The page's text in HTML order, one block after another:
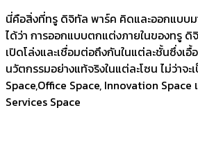
นี่คือสิ่งที่ทรู ดิจิทัล พาร์ค คิดและออกแบบ
ได้ว่า การออกแบบตกแต่งภายในของทรู
เปิดโล่งและเชื่อมต่อถึงกันในแต่ละชั้นซึ่งเอื้
นวัตกรรมอย่างแท้จริงในแต่ละโซน ไม่ว่าจ
Space,Office Space, Innovation Space
Services Space